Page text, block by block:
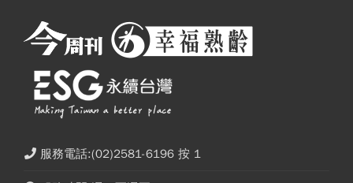
服務電話:(02)2581-6196 按 1